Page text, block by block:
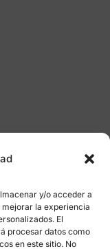
y/o acceder a
la experiencia
El
procesar datos como
en este sitio. No